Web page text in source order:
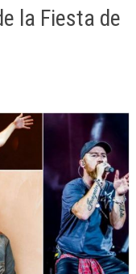
la Fiesta de